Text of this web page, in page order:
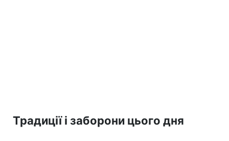
Традиції і заборони цього дня